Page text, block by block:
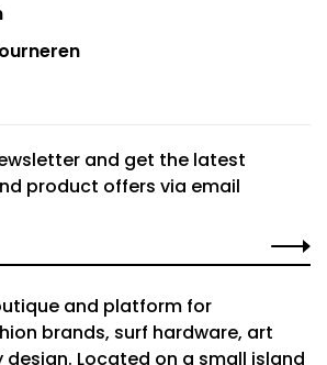
and get the latest
product offers via email
and platform for
brands, surf hardware, art
Located on a small island